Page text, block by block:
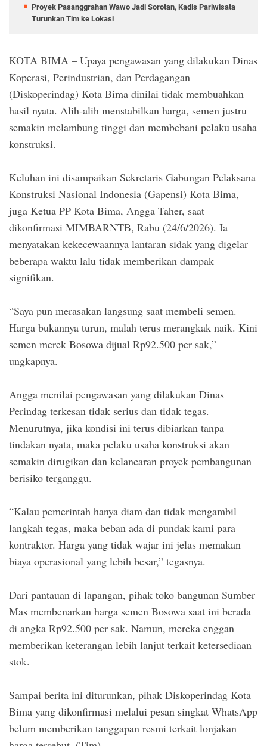
Proyek Pasanggrahan Wawo Jadi Sorotan, Kadis Pariwisata
Turunkan Tim ke Lokasi
KOTA BIMA – Upaya pengawasan yang dilakukan Dinas
Koperasi, Perindustrian, dan Perdagangan
(Diskoperindag) Kota Bima dinilai tidak membuahkan
hasil nyata. Alih-alih menstabilkan harga, semen justru
semakin melambung tinggi dan membebani pelaku usaha
konstruksi.
Keluhan ini disampaikan Sekretaris Gabungan Pelaksana
Konstruksi Nasional Indonesia (Gapensi) Kota Bima,
juga Ketua PP Kota Bima, Angga Taher, saat
dikonfirmasi MIMBARNTB, Rabu (24/6/2026). Ia
menyatakan kekecewaannya lantaran sidak yang digelar
beberapa waktu lalu tidak memberikan dampak
signifikan.
“Saya pun merasakan langsung saat membeli semen.
Harga bukannya turun, malah terus merangkak naik. Kini
semen merek Bosowa dijual Rp92.500 per sak,”
ungkapnya.
Angga menilai pengawasan yang dilakukan Dinas
Perindag terkesan tidak serius dan tidak tegas.
Menurutnya, jika kondisi ini terus dibiarkan tanpa
tindakan nyata, maka pelaku usaha konstruksi akan
semakin dirugikan dan kelancaran proyek pembangunan
berisiko terganggu.
“Kalau pemerintah hanya diam dan tidak mengambil
langkah tegas, maka beban ada di pundak kami para
kontraktor. Harga yang tidak wajar ini jelas memakan
biaya operasional yang lebih besar,” tegasnya.
Dari pantauan di lapangan, pihak toko bangunan Sumber
Mas membenarkan harga semen Bosowa saat ini berada
di angka Rp92.500 per sak. Namun, mereka enggan
memberikan keterangan lebih lanjut terkait ketersediaan
stok.
Sampai berita ini diturunkan, pihak Diskoperindag Kota
Bima yang dikonfirmasi melalui pesan singkat WhatsApp
belum memberikan tanggapan resmi terkait lonjakan